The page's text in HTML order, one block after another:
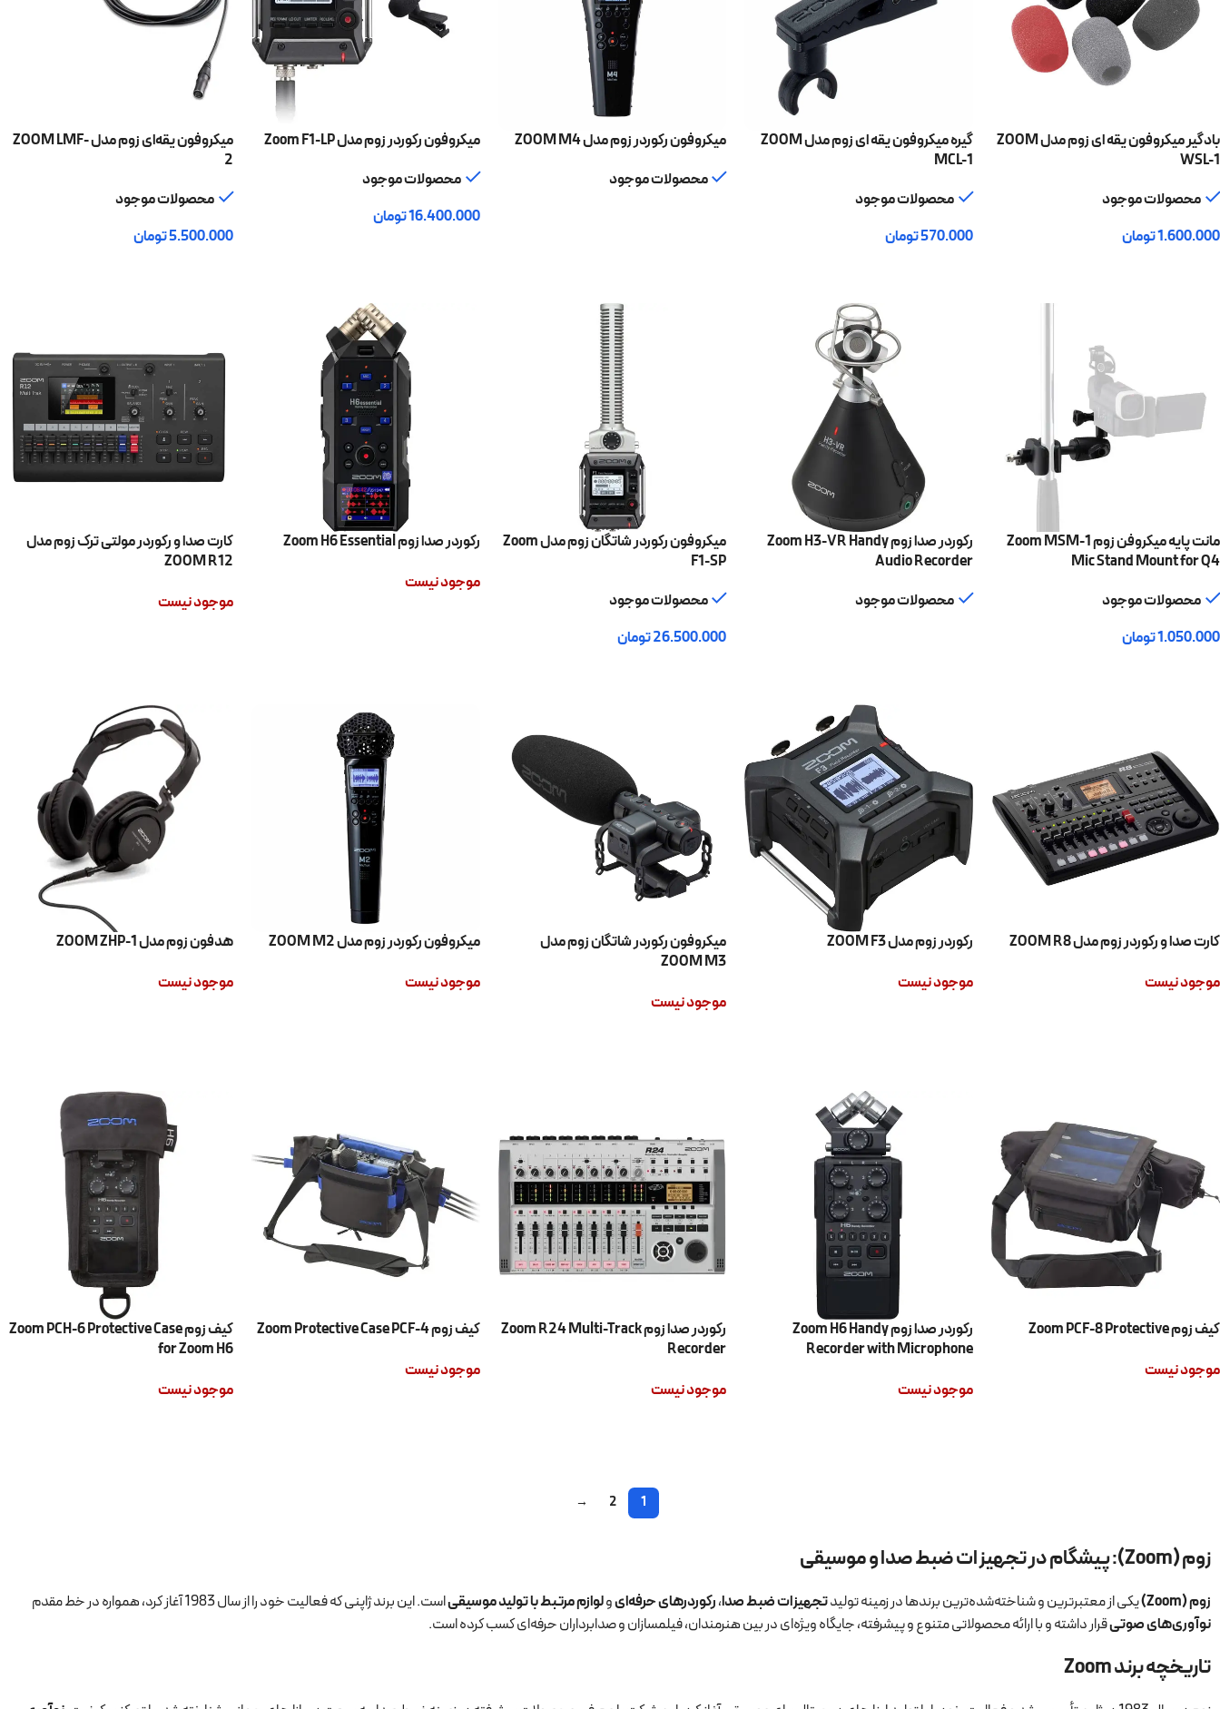
بادگیر میکروفون یقه ای زوم مدل ZOOM
WSL-1
محصولات موجود
1.600.000تومان
گیره میکروفون یقه ای زوم مدل ZOOM
MCL-1
محصولات موجود
570.000تومان
میکروفون رکوردر زوم مدل ZOOM M4
محصولات موجود
میکروفون رکوردر زوم مدل Zoom F1-LP
محصولات موجود
16.400.000تومان
میکروفون یقه‌ای زوم مدل ZOOM LMF-
2
محصولات موجود
5.500.000تومان
‫مانت پایه میکروفن‬‎ زوم Zoom MSM-1
Mic Stand Mount for Q4
محصولات موجود
1.050.000تومان
رکوردر صدا زوم Zoom H3-VR Handy
Audio Recorder
محصولات موجود
میکروفون رکوردر شاتگان زوم مدل Zoom
F1-SP
محصولات موجود
26.500.000تومان
رکوردر صدا زوم Zoom H6 Essential
موجود نیست
کارت صدا و رکوردر مولتی ترک زوم مدل
ZOOM R12
موجود نیست
کارت صدا و رکوردر زوم مدل ZOOM R8
موجود نیست
رکوردر زوم مدل ZOOM F3
موجود نیست
میکروفون رکوردر شاتگان زوم مدل
ZOOM M3
موجود نیست
میکروفون رکوردر زوم مدل ZOOM M2
موجود نیست
هدفون زوم مدل ZOOM ZHP-1
موجود نیست
کیف زوم Zoom PCF-8 Protective
موجود نیست
رکوردر صدا زوم Zoom H6 Handy
Recorder with Microphone
موجود نیست
رکوردر صدا زوم Zoom R24 Multi-Track
Recorder
موجود نیست
کیف زوم Zoom Protective Case PCF-4
موجود نیست
کیف زوم Zoom PCH-6 Protective Case
for Zoom H6
موجود نیست
1
2
→
زوم (Zoom): پیشگام در تجهیزات ضبط صدا و موسیقی
زوم (Zoom) یکی از معتبرترین و شناخته‌شده‌ترین برندها در زمینه تولیدتجهیزات ضبط صدا،رکوردرهای حرفه‌ایولوازم مرتبط با تولید موسیقیاست. این برند ژاپنی که فعالیت خود را از سال 1983 آغاز کرد، همواره در خط مقدم
نوآوری‌های صوتیقرار داشته و با ارائه محصولاتی متنوع و پیشرفته، جایگاه ویژه‌ای در بین هنرمندان، فیلمسازان و صدابرداران حرفه‌ای کسب کرده است.
تاریخچه برند Zoom